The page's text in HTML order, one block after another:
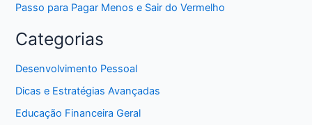
Passo para Pagar Menos e Sair do Vermelho
Categorias
Desenvolvimento Pessoal
Dicas e Estratégias Avançadas
Educação Financeira Geral